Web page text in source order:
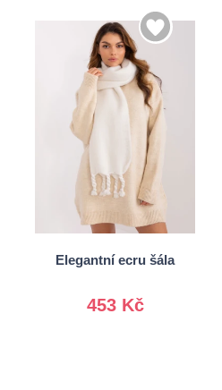
Elegantní ecru šála
453 Kč
Univerzální